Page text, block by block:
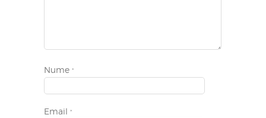
Nume *
Email *